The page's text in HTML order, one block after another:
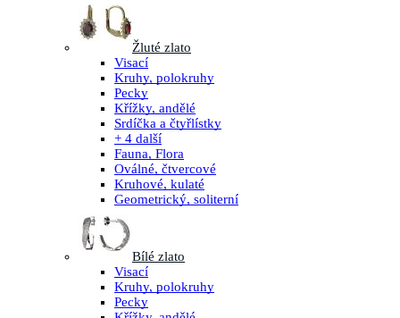
Žluté zlato
Visací
Kruhy, polokruhy
Pecky
Křížky, andělé
Srdíčka a čtyřlístky
+ 4 další
Fauna, Flora
Oválné, čtvercové
Kruhové, kulaté
Geometrický, soliterní
Bílé zlato
Visací
Kruhy, polokruhy
Pecky